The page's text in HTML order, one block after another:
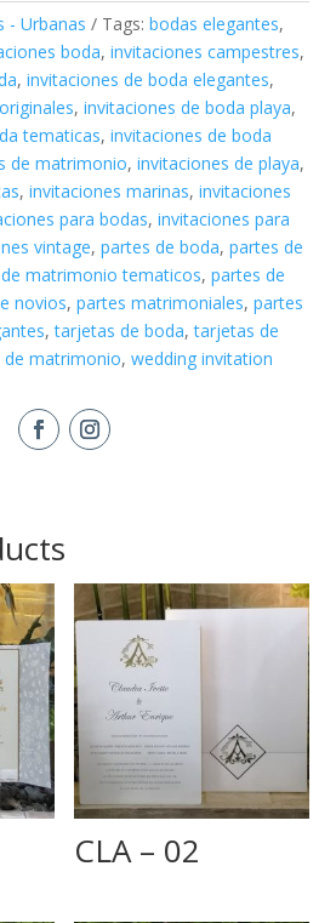
- Urbanas Tags: bodas elegantes,
boda, invitaciones campestres,
, invitaciones de boda elegantes,
, invitaciones de boda playa,
tematicas, invitaciones de boda
de matrimonio, invitaciones de playa,
, invitaciones marinas, invitaciones
para bodas, invitaciones para
vintage, partes de boda, partes de
matrimonio tematicos, partes de
novios, partes matrimoniales, partes
,tarjetas de boda,tarjetas de
matrimonio, wedding invitation
CLA – 02